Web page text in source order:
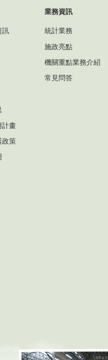
訊
計畫
政策
業務資訊
統計業務
施政亮點
機關重點業務介紹
常見問答